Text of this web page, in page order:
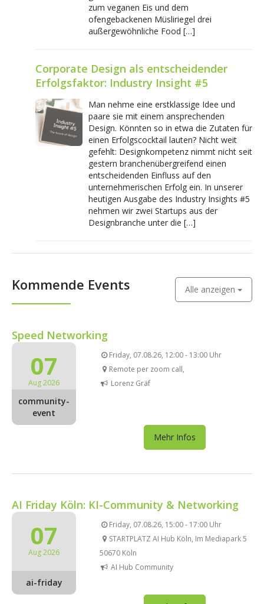
zum veganen Eis und dem
ofengebackenen Müsliriegel drei
außergewöhnliche Food […]
Corporate Design als entscheidender
Erfolgsfaktor: Industry Insight #5
Man nehme eine erstklassige Idee und
paare sie mit einem ansprechenden
Design. Könnten so in etwa die Zutaten für
einen Erfolgscocktail lauten? Nicht weit
gefehlt: Designkompetenz nimmt nicht seit
gestern branchenübergreifend einen
entscheidenden Einfluss auf den
unternehmerischen Erfolg ein. In unserer
heutigen Ausgabe des Industry Insights #5
nehmen wir zwei Startups aus der
Designbranche unter die […]
Kommende Events Alle anzeigen
Speed Networking
07
Aug 2026
community-
event
Friday, 07.08.26, 12:00 - 13:00 Uhr
Remote per zoom call,
Lorenz Gräf
Mehr Infos
AI Friday Köln: KI-Community & Networking
07
Aug 2026
ai-friday
Friday, 07.08.26, 15:00 - 17:00 Uhr
STARTPLATZ AI Hub Köln, Im Mediapark 5
50670 Köln
AI Hub Community